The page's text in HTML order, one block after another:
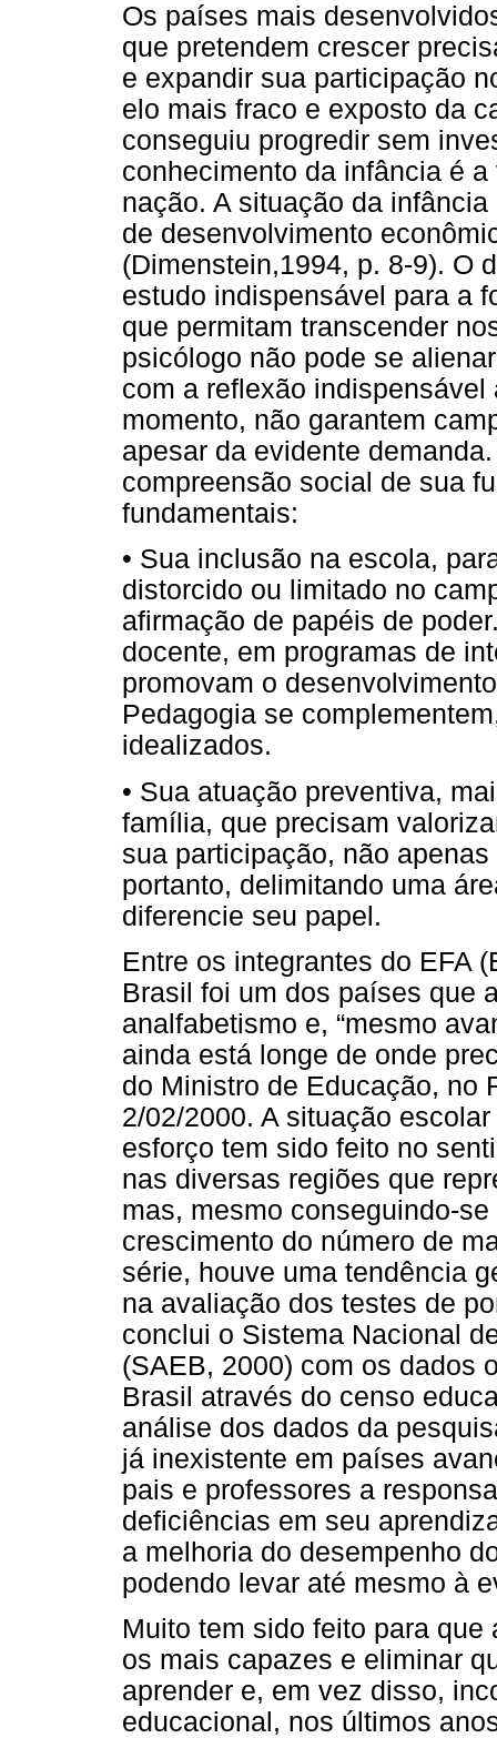
Os países mais
que pretendem crescer
e expandir sua participação
elo mais fraco e exposto da
conseguiu progredir sem
conhecimento da infância é
nação. A situação da
de desenvolvimento
(Dimenstein,1994, p. 8-9). O
estudo indispensável para a
que permitam transcender
psicólogo não pode se
com a reflexão
momento, não garantem
apesar da evidente
compreensão social de sua
fundamentais:
• Sua inclusão na escola,
distorcido ou limitado no
afirmação de papéis de
docente, em programas de
promovam o
Pedagogia se
idealizados.
• Sua atuação preventiva,
família, que precisam
sua participação, não
portanto, delimitando uma
diferencie seu papel.
Entre os integrantes do EFA
Brasil foi um dos países que
analfabetismo e, “mesmo
ainda está longe de onde
do Ministro de Educação, no
2/02/2000. A situação
esforço tem sido feito no
nas diversas regiões que
mas, mesmo conseguindo-
crescimento do número de
série, houve uma tendência
na avaliação dos testes de
conclui o Sistema Nacional
(SAEB, 2000) com os dados
Brasil através do censo
análise dos dados da
já inexistente em países
pais e professores a
deficiências em seu
a melhoria do desempenho
podendo levar até mesmo à
Muito tem sido feito para
os mais capazes e eliminar
aprender e, em vez disso,
educacional, nos últimos